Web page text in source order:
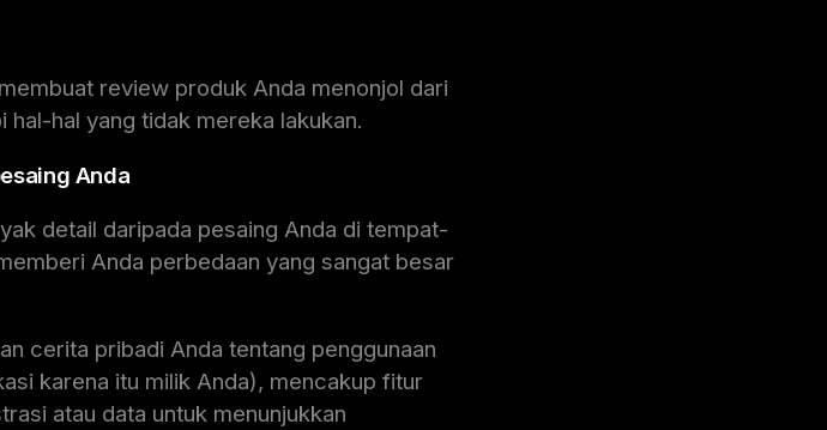
review produk Anda menonjol dari
hal yang tidak mereka lakukan.
Anda
detail daripada pesaing Anda di tempat-
Anda perbedaan yang sangat besar
cerita pribadi Anda tentang penggunaan
karena itu milik Anda), mencakup fitur
atau data untuk menunjukkan